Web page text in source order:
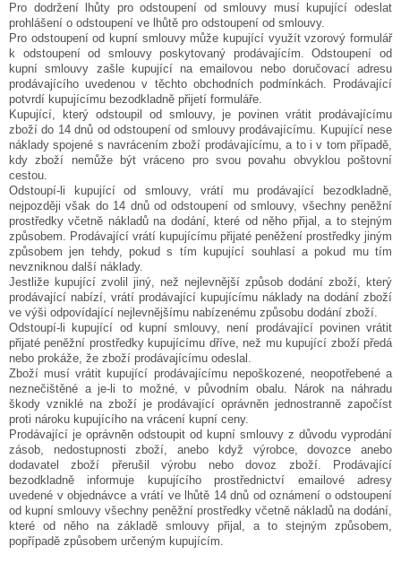
Pro dodržení lhůty pro odstoupení od smlouvy musí kupující odeslat
prohlášení o odstoupení ve lhůtě pro odstoupení od smlouvy.
Pro odstoupení od kupní smlouvy může kupující využít vzorový formulář
k odstoupení od smlouvy poskytovaný prodávajícím. Odstoupení od
kupní smlouvy zašle kupující na emailovou nebo doručovací adresu
prodávajícího uvedenou v těchto obchodních podmínkách. Prodávající
potvrdí kupujícímu bezodkladně přijetí formuláře.
Kupující, který odstoupil od smlouvy, je povinen vrátit prodávajícímu
zboží do 14 dnů od odstoupení od smlouvy prodávajícímu. Kupující nese
náklady spojené s navrácením zboží prodávajícímu, a to i v tom případě,
kdy zboží nemůže být vráceno pro svou povahu obvyklou poštovní
cestou.
Odstoupí-li kupující od smlouvy, vrátí mu prodávající bezodkladně,
nejpozději však do 14 dnů od odstoupení od smlouvy, všechny peněžní
prostředky včetně nákladů na dodání, které od něho přijal, a to stejným
způsobem. Prodávající vrátí kupujícímu přijaté peněžení prostředky jiným
způsobem jen tehdy, pokud s tím kupující souhlasí a pokud mu tím
nevzniknou další náklady.
Jestliže kupující zvolil jiný, než nejlevnější způsob dodání zboží, který
prodávající nabízí, vrátí prodávající kupujícímu náklady na dodání zboží
ve výši odpovídající nejlevnějšímu nabízenému způsobu dodání zboží.
Odstoupí-li kupující od kupní smlouvy, není prodávající povinen vrátit
přijaté peněžní prostředky kupujícímu dříve, než mu kupující zboží předá
nebo prokáže, že zboží prodávajícímu odeslal.
Zboží musí vrátit kupující prodávajícímu nepoškozené, neopotřebené a
neznečištěné a je-li to možné, v původním obalu. Nárok na náhradu
škody vzniklé na zboží je prodávající oprávněn jednostranně započíst
proti nároku kupujícího na vrácení kupní ceny.
Prodávající je oprávněn odstoupit od kupní smlouvy z důvodu vyprodání
zásob, nedostupnosti zboží, anebo když výrobce, dovozce anebo
dodavatel zboží přerušil výrobu nebo dovoz zboží. Prodávající
bezodkladně informuje kupujícího prostřednictví emailové adresy
uvedené v objednávce a vrátí ve lhůtě 14 dnů od oznámení o odstoupení
od kupní smlouvy všechny peněžní prostředky včetně nákladů na dodání,
které od něho na základě smlouvy přijal, a to stejným způsobem,
popřípadě způsobem určeným kupujícím.